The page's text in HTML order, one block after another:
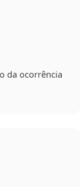
da ocorrência